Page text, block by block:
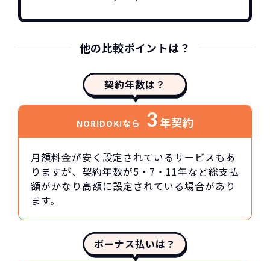
他の比較ポイントは？
契約年数は？
NORIDOKIなら 3 年契約
月額料金が安く設定されているサービスもあ
りますが、契約年数が5・7・11年など総支払
額がかなり高額に設定されている場合があり
ます。
ボーナス払いは？